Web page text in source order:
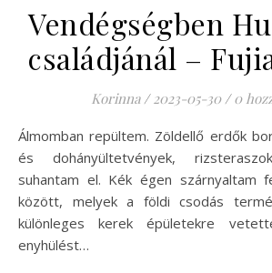
Vendégségben
családjánál –
Korinna / 2023-05-30 / 0
Álmomban repültem. Zöldellő erdők borította hegyek, tea
és dohányültetvények,
suhantam el. Kék égen szárnyaltam
között, melyek a földi csodás
különleges kerek épületekre
enyhülést…